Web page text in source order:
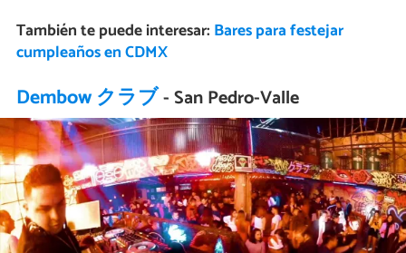
También te puede interesar: Bares para festejar
cumpleaños en CDMX
Dembow クラブ- San Pedro-Valle